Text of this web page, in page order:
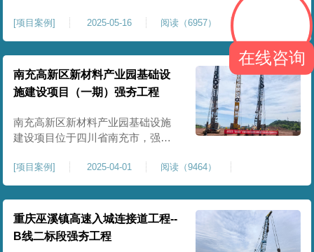
的关键前置工程，主要服务于片区
农业灌溉蓄水配套建设，为后续蓄
水池主体施工筑牢地基基础，保障
灌区水利设施长期稳定运行。本工
程核心施工内容为蓄水池场地地基
强夯加固处理，总强夯施工面积
25000㎡，施工完成后场地上部将新
[项目案例] 2025-05-16 阅读（6957）
南充高新区新材料产业园基础设
施建设项目（一期）强夯工程
南充高新区新材料产业园基础设施
建设项目位于四川省南充市，强夯
软弱土、回填土等复杂地质，采用
强夯地基加固，深层加固地基、提
升承载力、严控工后沉降，为厂
房、道路及配套设施筑牢基础。本
项目施工作业面积大，我司将整个
场地施工区域合理划分为若干个区
[项目案例] 2025-04-01 阅读（9464）
重庆巫溪镇高速入城连接道工程--
B线二标段强夯工程
在线咨询